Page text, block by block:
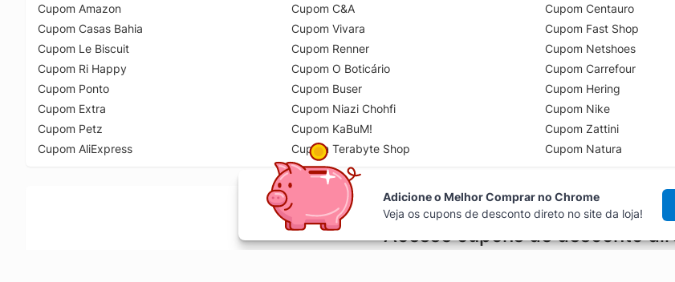
Cupom Amazon
Cupom Casas Bahia
Cupom Le Biscuit
Cupom Ri Happy
Cupom Ponto
Cupom Extra
Cupom Petz
Cupom AliExpress
Cupom C&A
Cupom Vivara
Cupom Renner
Cupom O Boticário
Cupom Buser
Cupom Niazi Chohfi
Cupom KaBuM!
Cupom Terabyte Shop
Cupom Centauro
Cupom Fast Shop
Cupom Netshoes
Cupom Carrefour
Cupom Hering
Cupom Nike
Cupom Zattini
Cupom Natura
Acesse cupons de desconto
Adicione o Melhor Comprar no Chrome
Veja os cupons de desconto direto no site da loja!